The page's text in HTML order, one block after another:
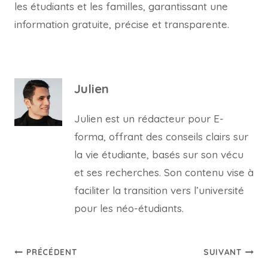
les étudiants et les familles, garantissant une
information gratuite, précise et transparente.
Julien
Julien est un rédacteur pour E-
forma, offrant des conseils clairs sur
la vie étudiante, basés sur son vécu
et ses recherches. Son contenu vise à
faciliter la transition vers l’université
pour les néo-étudiants.
Navigation
PRÉCÉDENT SUIVANT